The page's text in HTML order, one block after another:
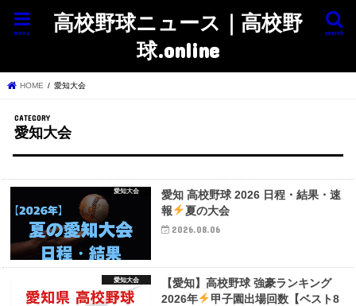
高校野球ニュース｜高校野
球.online
search
menu
HOME 愛知大会
愛知大会
愛知大会
愛知 高校野球 2026 日程・結果・速
報
夏の大会
2026.08.06
愛知大会
【愛知】高校野球 強豪ランキング
2026年
甲子園出場回数【ベスト8